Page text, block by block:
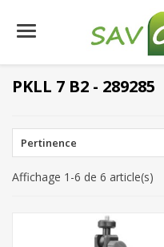
PKLL 7 B2 - 289285
Pertinence
Affichage 1-6 de 6 article(s)